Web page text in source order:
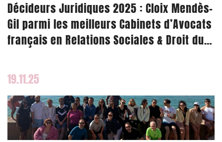
Décideurs Juridiques 2025 : Cloix Mendès-
Gil parmi les meilleurs Cabinets d’Avocats
français en Relations Sociales & Droit du
19.11.25